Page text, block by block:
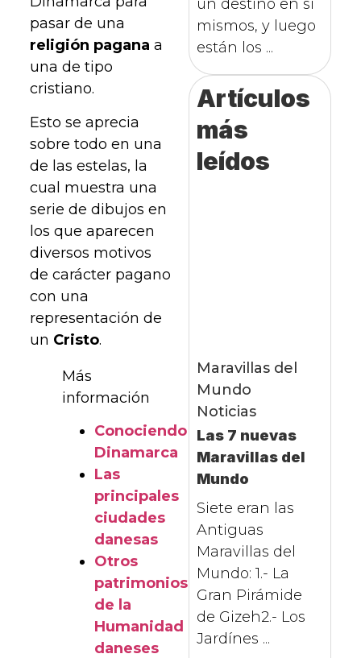
pasar de una
religión paganaa
una de tipo
cristiano.
Esto se aprecia
sobre todo en una
de las estelas, la
cual muestra una
serie de dibujos en
los que aparecen
diversos motivos
de carácter pagano
con una
representación de
un Cristo.
Más
información
Conociendo
Dinamarca
Las
principales
ciudades
danesas
Otros
patrimonios
de la
Humanidad
daneses
un destino en sí
mismos, y luego
están los ...
Artículos
más
leídos
Maravillas del
Mundo
Noticias
Las 7 nuevas
Maravillas del
Mundo
Siete eran las
Antiguas
Maravillas del
Mundo: 1.- La
Gran Pirámide
de Gizeh2.- Los
Jardínes ...